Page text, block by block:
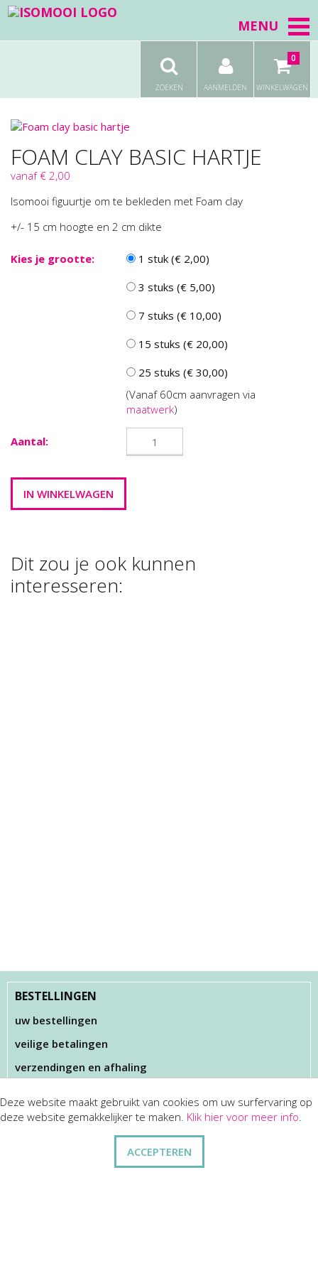
MENU
ZOEKEN AANMELDEN WINKELWAGEN
0
FOAM CLAY BASIC HARTJE
vanaf € 2,00
Isomooi figuurtje om te bekleden met Foam clay
+/- 15 cm hoogte en 2 cm dikte
Kies je grootte:
1 stuk (€ 2,00)
3 stuks (€ 5,00)
7 stuks (€ 10,00)
15 stuks (€ 20,00)
25 stuks (€ 30,00)
(Vanaf 60cm aanvragen via
maatwerk)
Aantal:
Dit zou je ook kunnen
interesseren:
BESTELLINGEN
uw bestellingen
veilige betalingen
verzendingen en afhaling
KLANTENSERVICES
Deze website maakt gebruikt van cookies om uw surfervaring op
deze website gemakkelijker te maken. Klik hier voor meer info.
ACCEPTEREN